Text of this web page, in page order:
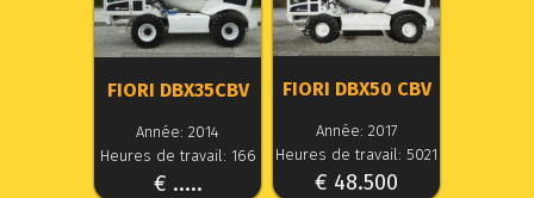
FIORI DBX35CBV
Année: 2014
Heures de travail: 166
€ .....
FIORI DBX50 CBV
Année: 2017
Heures de travail: 5021
€ 48.500